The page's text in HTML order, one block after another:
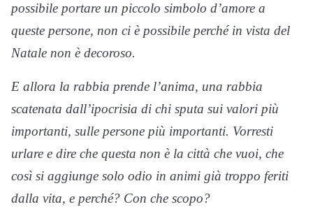
possibile portare un piccolo simbolo d’amore a
queste persone, non ci è possibile perché in vista del
Natale non è decoroso.
E allora la rabbia prende l’anima, una rabbia
scatenata dall’ipocrisia di chi sputa sui valori più
importanti, sulle persone più importanti. Vorresti
urlare e dire che questa non è la città che vuoi, che
così si aggiunge solo odio in animi già troppo feriti
dalla vita, e perché? Con che scopo?